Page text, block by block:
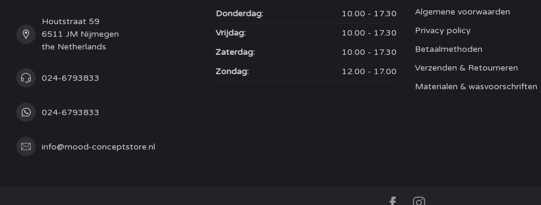
Houtstraat 59
6511 JM Nijmegen
the Netherlands
024-6793833
024-6793833
info@mood-conceptstore.nl
Donderdag:
10.00 - 17.30
Vrijdag:
10.00 - 17.30
Zaterdag:
10.00 - 17.30
Zondag:
12.00 - 17.00
Algemene voorwaarden
Privacy policy
Betaalmethoden
Verzenden & Retourneren
Materialen & wasvoorschriften